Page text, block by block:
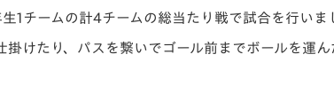
1チームの計4チームの総当たり戦で試合を行いま
けたり、パスを繋いでゴール前までボールを運